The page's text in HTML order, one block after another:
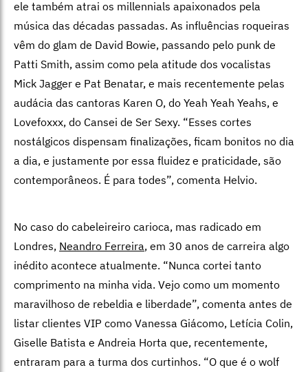
ele também atrai os millennials apaixonados pela
música das décadas passadas. As influências roqueiras
vêm do glam de David Bowie, passando pelo punk de
Patti Smith, assim como pela atitude dos vocalistas
Mick Jagger e Pat Benatar, e mais recentemente pelas
audácia das cantoras Karen O, do Yeah Yeah Yeahs, e
Lovefoxxx, do Cansei de Ser Sexy. “Esses cortes
nostálgicos dispensam finalizações, ficam bonitos no dia
a dia, e justamente por essa fluidez e praticidade, são
contemporâneos. É para todes”, comenta Helvio.
No caso do cabeleireiro carioca, mas radicado em
Londres, Neandro Ferreira, em 30 anos de carreira algo
inédito acontece atualmente. “Nunca cortei tanto
comprimento na minha vida. Vejo como um momento
maravilhoso de rebeldia e liberdade”, comenta antes de
listar clientes VIP como Vanessa Giácomo, Letícia Colin,
Giselle Batista e Andreia Horta que, recentemente,
entraram para a turma dos curtinhos. “O que é o wolf